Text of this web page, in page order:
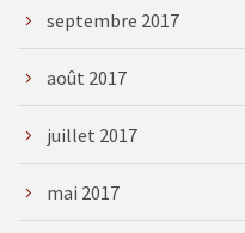
septembre 2017
août 2017
juillet 2017
mai 2017